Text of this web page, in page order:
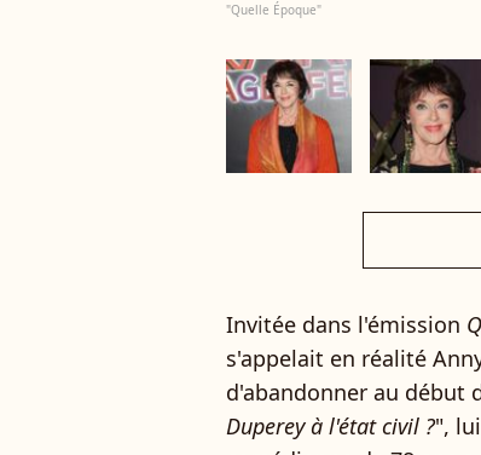
"Quelle Époque"
Invitée dans l'émission
s'appelait en réalité
d'abandonner au début
Duperey à l'état civil ?",